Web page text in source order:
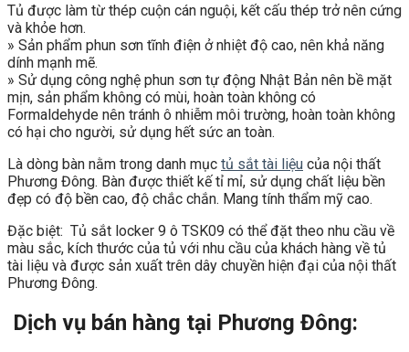
Tủ được làm từ thép cuộn cán nguội, kết cấu thép trở nên cứng
và khỏe hơn.
» Sản phẩm phun sơn tĩnh điện ở nhiệt độ cao, nên khả năng
dính mạnh mẽ.
» Sử dụng công nghệ phun sơn tự động Nhật Bản nên bề mặt
mịn, sản phẩm không có mùi, hoàn toàn không có
Formaldehyde nên tránh ô nhiễm môi trường, hoàn toàn không
có hại cho người, sử dụng hết sức an toàn.
Là dòng bàn nằm trong danh mục tủ sắt tài liệu của nội thất
Phương Đông. Bàn được thiết kế tỉ mỉ, sử dụng chất liệu bền
đẹp có độ bền cao, độ chắc chắn. Mang tính thẩm mỹ cao.
Đặc biệt: Tủ sắt locker 9 ô TSK09 có thể đặt theo nhu cầu về
màu sắc, kích thước của tủ với nhu cầu của khách hàng về tủ
tài liệu và được sản xuất trên dây chuyền hiện đại của nội thất
Phương Đông.
Dịch vụ bán hàng tại Phương Đông: